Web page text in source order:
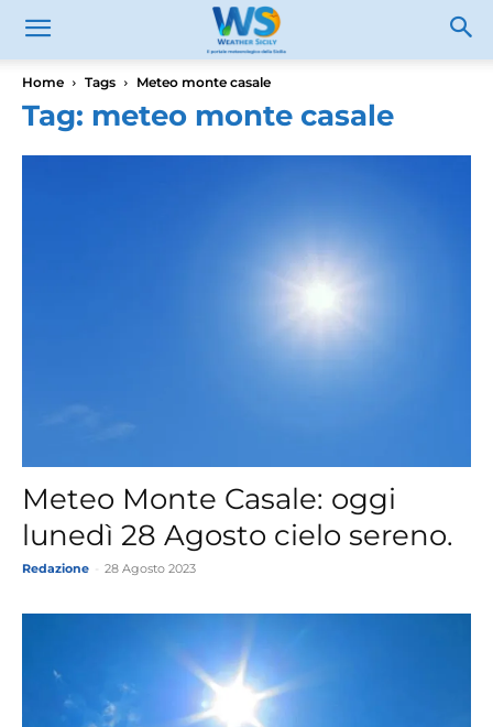
Home Tags Meteo monte casale
Tag: meteo monte casale
Meteo Monte Casale: oggi
lunedì 28 Agosto cielo sereno.
Redazione 28 Agosto 2023